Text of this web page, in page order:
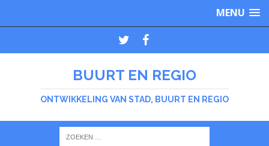
MENU
BUURT EN REGIO
ONTWIKKELING VAN STAD, BUURT EN REGIO